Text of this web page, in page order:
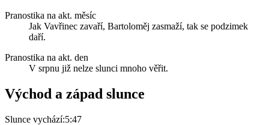
Pranostika na akt. měsíc
Jak Vavřinec zavaří, Bartoloměj zasmaží, tak se podzimek
daří.
Pranostika na akt. den
V srpnu již nelze slunci mnoho věřit.
Východ a západ slunce
Slunce vychází:5:47